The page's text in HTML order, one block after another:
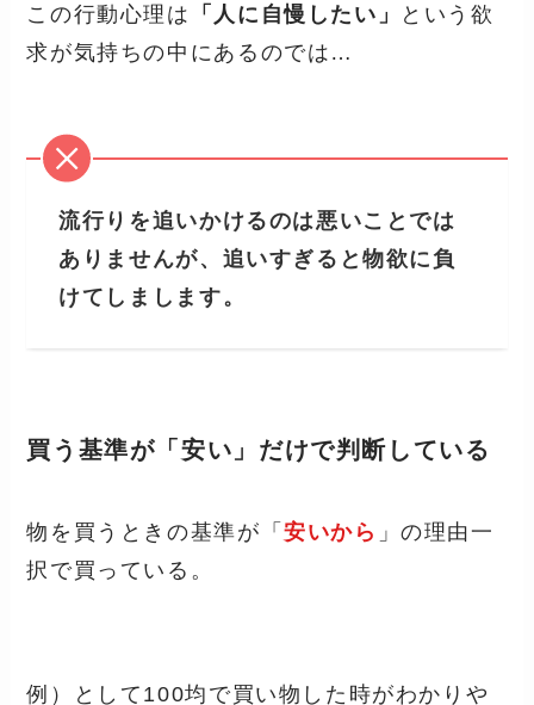
この行動心理は 「人に自慢したい」
という欲
求が気持ちの中にあるのでは…
流行りを追いかけるのは悪いことでは
ありませんが、追いすぎると物欲に負
けてしまします。
買う基準が「安い」だけで判断している
物を買うときの基準が 「安いから 」の理由一
択で買っている。
例）として100均で買い物した時がわかりや